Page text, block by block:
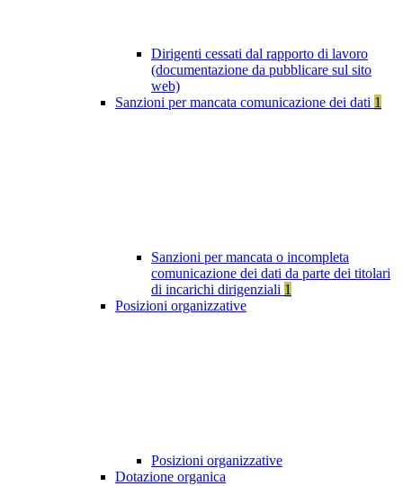
Dirigenti cessati dal rapporto di lavoro
(documentazione da pubblicare sul sito
web)
Sanzioni per mancata comunicazione dei dati 1
Sanzioni per mancata o incompleta
comunicazione dei dati da parte dei titolari
di incarichi dirigenziali 1
Posizioni organizzative
Posizioni organizzative
Dotazione organica